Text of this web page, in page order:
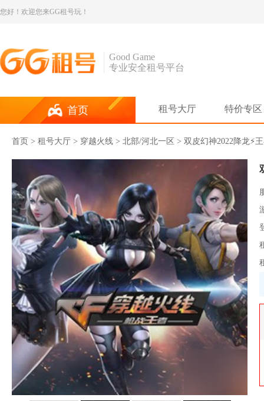
您好！欢迎您来GG租号玩！
Good Game
专业安全租号平台
首页 租号大厅 特价专区
首页 > 租号大厅 > 穿越火线 > 北部/河北一区 > 双皮幻神2022降龙⚡